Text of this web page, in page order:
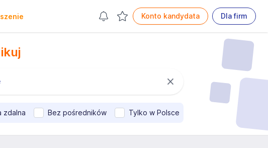
Konto kandydata Dla firm
zdalna Bez pośredników Tylko w Polsce